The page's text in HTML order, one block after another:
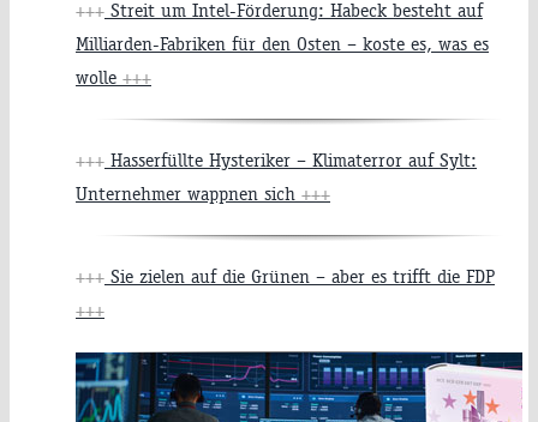
+++ Streit um Intel-Förderung: Habeck besteht auf
Milliarden-Fabriken für den Osten – koste es, was es
wolle +++
+++ Hasserfüllte Hysteriker – Klimaterror auf Sylt:
Unternehmer wappnen sich +++
+++ Sie zielen auf die Grünen – aber es trifft die FDP
+++